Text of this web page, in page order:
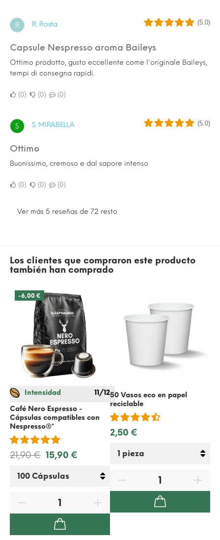
R R. Rosta (5.0)
Capsule Nespresso aroma Baileys
Ottimo prodotto, gusto eccellente come l'originale Baileys,
tempi di consegna rapidi.
0 0 0
S S. MIRABELLA (5.0)
Ottimo
Buonissimo, cremoso e dal sapore intenso
0 0 0
Ver más 5 reseñas de 72 resto
Los clientes que compraron este producto
también han comprado
-6,00 €
Intensidad
11/12
Café Nero Espresso -
Cápsulas compatibles con
Nespresso®*
21,90 € 15,90 €
50 Vasos eco en papel
reciclable
2,50 €